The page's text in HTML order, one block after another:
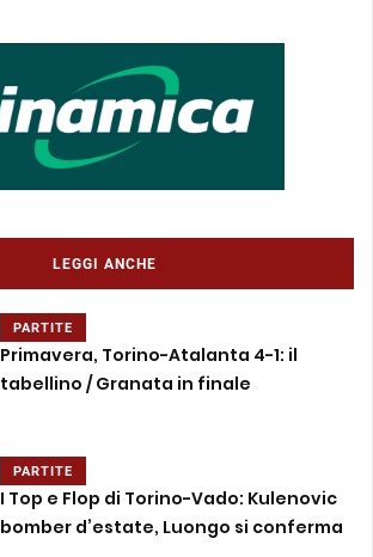
LEGGI ANCHE
PARTITE
Primavera, Torino-Atalanta 4-1: il
tabellino / Granata in finale
PARTITE
I Top e Flop di Torino-Vado: Kulenovic
bomber d’estate, Luongo si conferma